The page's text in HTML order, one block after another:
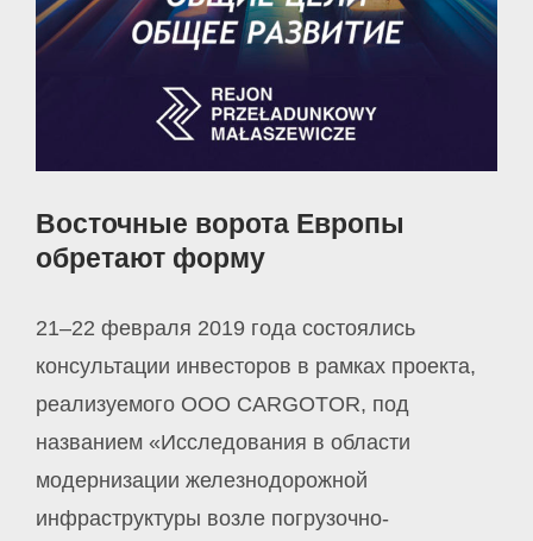
Восточные ворота Европы
обретают форму
21–22 февраля 2019 года состоялись
консультации инвесторов в рамках проекта,
реализуемого ООО CARGOTOR, под
названием «Исследования в области
модернизации железнодорожной
инфраструктуры возле погрузочно-